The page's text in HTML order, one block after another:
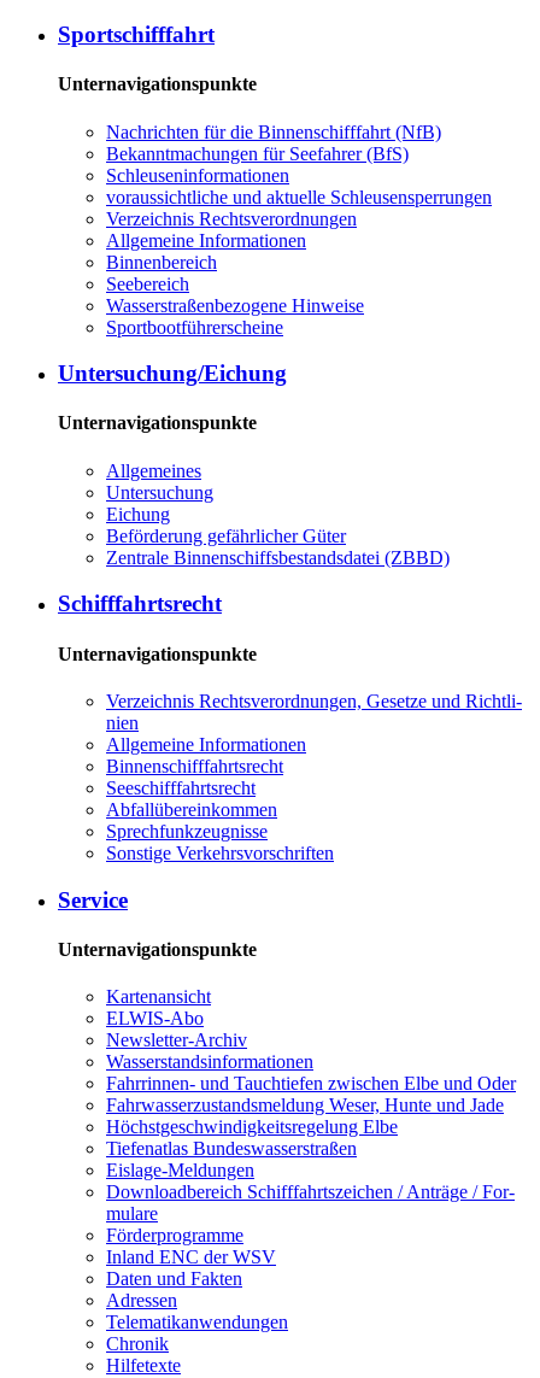
Sport­schiff­fahrt
Unternavigationspunkte
Nach­rich­ten für die Bin­nen­schiff­fahrt (NfB)
Be­kannt­ma­chun­gen für See­fah­rer (BfS)
Schleu­sen­in­for­ma­tio­nen
voraussichtliche und aktuelle Schleusensperrungen
Ver­zeich­nis Rechts­ver­ord­nun­gen
All­ge­mei­ne In­for­ma­tio­nen
Bin­nen­be­reich
See­be­reich
Was­ser­stra­ßen­be­zo­ge­ne Hin­wei­se
Sport­boot­füh­rer­schei­ne
Un­ter­su­chung/Ei­chung
Unternavigationspunkte
All­ge­mei­nes
Un­ter­su­chung
Ei­chung
Be­för­de­rung ge­fähr­li­cher Gü­ter
Zen­tra­le Bin­nen­schiffs­be­stands­da­tei (ZBBD)
Schiff­fahrts­recht
Unternavigationspunkte
Ver­zeich­nis Rechts­ver­ord­nun­gen, Ge­set­ze und Richt­li­
ni­en
All­ge­mei­ne In­for­ma­tio­nen
Bin­nen­schiff­fahrts­recht
See­schiff­fahrts­recht
Ab­fall­über­ein­kom­men
Sprech­funk­zeug­nis­se
Sons­ti­ge Ver­kehrs­vor­schrif­ten
Ser­vice
Unternavigationspunkte
Kar­ten­an­sicht
EL­WIS-​Abo
Newslet­ter-​Ar­chiv
Was­ser­stands­in­for­ma­tio­nen
Fahr­rin­nen-​ und Tauch­tie­fen zwi­schen El­be und Oder
Fahr­was­ser­zu­stands­mel­dung We­ser, Hun­te und Ja­de
Höchst­ge­schwin­dig­keits­re­ge­lung El­be
Tie­fe­n­at­las Bun­des­was­ser­stra­ßen
Eis­la­ge-​Mel­dun­gen
Dow­n­load­be­reich Schiff­fahrts­zei­chen / An­trä­ge / For­
mu­la­re
För­der­pro­gram­me
In­land ENC der WSV
Da­ten und Fak­ten
Adres­sen
Te­le­ma­ti­kan­wen­dun­gen
Chro­nik
Hil­fe­tex­te